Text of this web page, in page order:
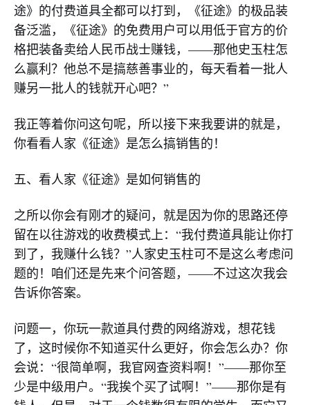
途》的付费道具全都可以打到，《征途》的极品装
备泛滥，《征途》的免费用户可以用低于官方的价
格把装备卖给人民币战士赚钱，——那他史玉柱怎
么赢利？他总不是搞慈善事业的，每天看着一批人
赚另一批人的钱就开心吧？”
我正等着你问这句呢，所以接下来我要讲的就是，
你看看人家《征途》是怎么搞销售的！
五、看人家《征途》是如何销售的
之所以你会有刚才的疑问，就是因为你的思路还停
留在以往游戏的收费模式上：“我付费道具能让你打
到了，我赚什么钱？”人家史玉柱可不是这么考虑问
题的！咱们还是先来个问答题，——不过这次我会
告诉你答案。
问题一，你玩一款道具付费的网络游戏，想花钱
了，这时候你不知道买什么更好，你会怎么办？你
会说：“很简单啊，我官网查资料啊！”——那你至
少是中级用户。“我挨个买了试啊！”——那你是有